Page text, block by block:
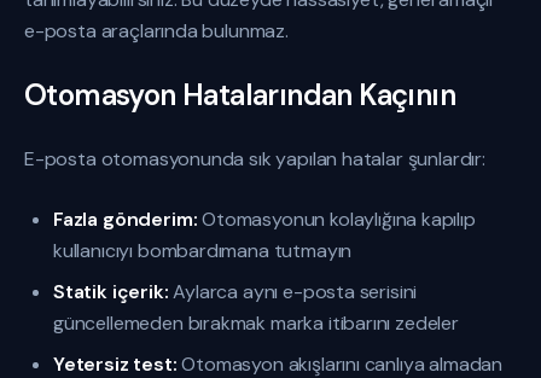
e-posta araçlarında bulunmaz.
Otomasyon Hatalarından Kaçının
E-posta otomasyonunda sık yapılan hatalar şunlardır:
Fazla gönderim:Otomasyonun kolaylığına kapılıp
kullanıcıyı bombardımana tutmayın
Statik içerik:Aylarca aynı e-posta serisini
güncellemeden bırakmak marka itibarını zedeler
Yetersiz test:Otomasyon akışlarını canlıya almadan